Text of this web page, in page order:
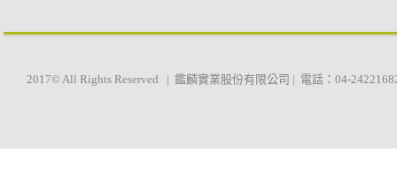
2017© All Rights Reserved | 鑑麟實業股份有限公司 | 電話：04-